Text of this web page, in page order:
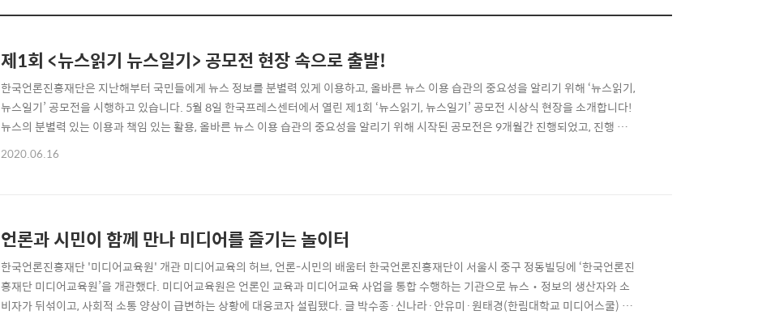
제1회 <뉴스읽기 뉴스일기> 공모전 현장 속으로 출발!
한국언론진흥재단은 지난해부터 국민들에게 뉴스 정보를 분별력 있게 이용하고, 올바른 뉴스 이용 습관의 중요성을 알리기 위해 ‘뉴스읽기,
뉴스일기’ 공모전을 시행하고 있습니다. 5월 8일 한국프레스센터에서 열린 제1회 ‘뉴스읽기, 뉴스일기’ 공모전 시상식 현장을 소개합니다!
뉴스의 분별력 있는 이용과 책임 있는 활용, 올바른 뉴스 이용 습관의 중요성을 알리기 위해 시작된 공모전은 9개월간 진행되었고, 진행 기간
동안 최소 30회 이상 꾸준히 일기를 작성해 제출한 참가자를 대상으로 심사를 진행해 드디어 올 3월 23일 수상자를 발표했습니다. 공모전
2020.06.16
언론과 시민이 함께 만나 미디어를 즐기는 놀이터
한국언론진흥재단 '미디어교육원' 개관 미디어교육의 허브, 언론-시민의 배움터 한국언론진흥재단이 서울시 중구 정동빌딩에 ‘한국언론진
흥재단 미디어교육원’을 개관했다. 미디어교육원은 언론인 교육과 미디어교육 사업을 통합 수행하는 기관으로 뉴스‧정보의 생산자와 소
비자가 뒤섞이고, 사회적 소통 양상이 급변하는 상황에 대응코자 설립됐다. 글 박수종·신나라·안유미·원태경(한림대학교 미디어스쿨) “미